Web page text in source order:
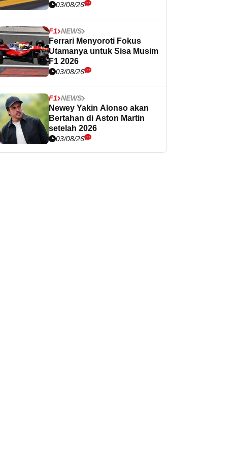
03/08/26
F1 NEWS
Ferrari Menyoroti Fokus
Utamanya untuk Sisa Musim
F1 2026
03/08/26
F1 NEWS
Newey Yakin Alonso akan
Bertahan di Aston Martin
setelah 2026
03/08/26